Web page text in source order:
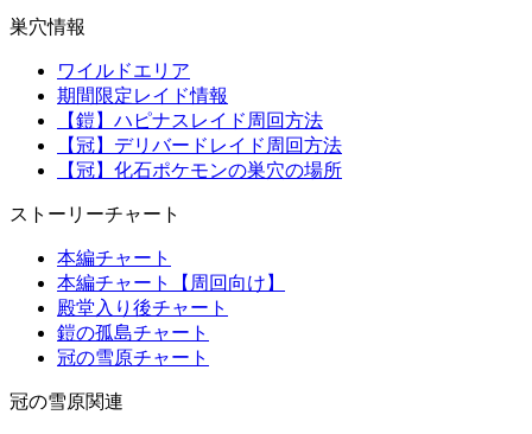
巣穴情報
ワイルドエリア
期間限定レイド情報
【鎧】ハピナスレイド周回方法
【冠】デリバードレイド周回方法
【冠】化石ポケモンの巣穴の場所
ストーリーチャート
本編チャート
本編チャート【周回向け】
殿堂入り後チャート
鎧の孤島チャート
冠の雪原チャート
冠の雪原関連